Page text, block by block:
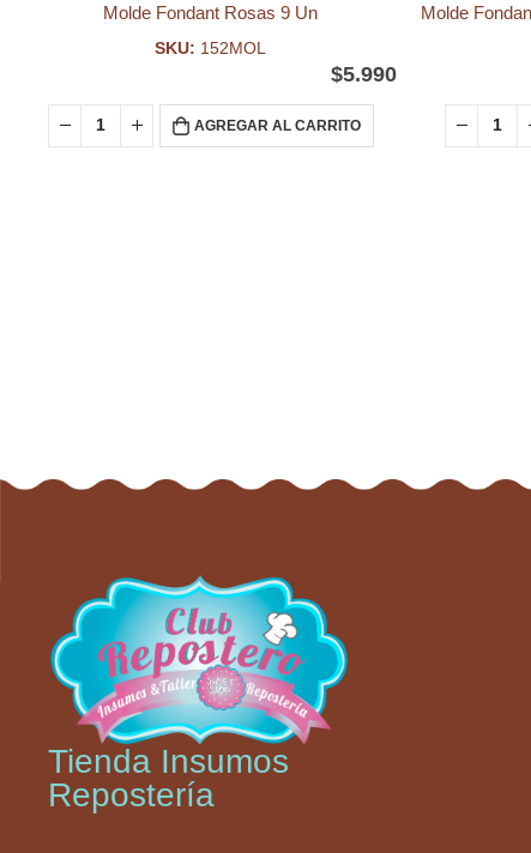
Molde Fondant Rosas 9 Un
SKU: 152MOL
$5.990
AGREGAR AL CARRITO
Tienda Insumos
Repostería